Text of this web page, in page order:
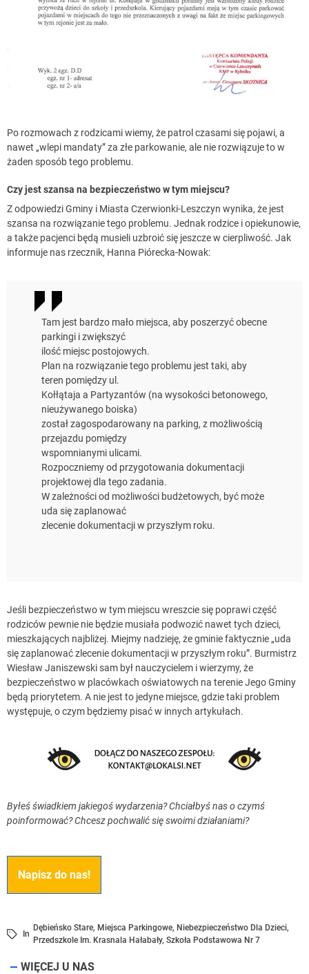
Po rozmowach z rodzicami wiemy, że patrol czasami się pojawi, a
nawet „wlepi mandaty” za złe parkowanie, ale nie rozwiązuje to w
żaden sposób tego problemu.
Czy jest szansa na bezpieczeństwo w tym miejscu?
Z odpowiedzi Gminy i Miasta Czerwionki-Leszczyn wynika, że jest
szansa na rozwiązanie tego problemu. Jednak rodzice i opiekunowie,
a także pacjenci będą musieli uzbroić się jeszcze w cierpliwość. Jak
informuje nas rzecznik, Hanna Piórecka-Nowak:
Tam jest bardzo mało miejsca, aby poszerzyć obecne
parkingi i zwiększyć
ilość miejsc postojowych.
Plan na rozwiązanie tego problemu jest taki, aby
teren pomiędzy ul.
Kołłątaja a Partyzantów (na wysokości betonowego,
nieużywanego boiska)
został zagospodarowany na parking, z możliwością
przejazdu pomiędzy
wspomnianymi ulicami.
Rozpoczniemy od przygotowania dokumentacji
projektowej dla tego zadania.
W zależności od możliwości budżetowych, być może
uda się zaplanować
zlecenie dokumentacji w przyszłym roku.
Jeśli bezpieczeństwo w tym miejscu wreszcie się poprawi część
rodziców pewnie nie będzie musiała podwozić nawet tych dzieci,
mieszkających najbliżej. Miejmy nadzieję, że gminie faktycznie „uda
się zaplanować zlecenie dokumentacji w przyszłym roku”. Burmistrz
Wiesław Janiszewski sam był nauczycielem i wierzymy, że
bezpieczeństwo w placówkach oświatowych na terenie Jego Gminy
będą priorytetem. A nie jest to jedyne miejsce, gdzie taki problem
występuje, o czym będziemy pisać w innych artykułach.
Byłeś świadkiem jakiegoś wydarzenia? Chciałbyś nas o czymś
poinformować? Chcesz pochwalić się swoimi działaniami?
Napisz do nas!
In
Dębieńsko Stare, Miejsca Parkingowe, Niebezpieczeństwo Dla Dzieci,
Przedszkole Im. Krasnala Hałabały, Szkoła Podstawowa Nr 7
WIĘCEJ U NAS